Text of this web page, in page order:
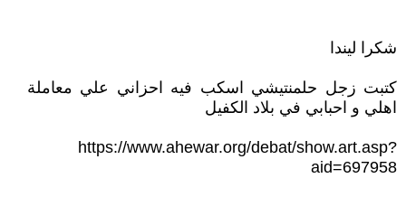
شكرا ليندا
كتبت زجل حلمنتيشي اسكب فيه احزاني علي معاملة
اهلي و احبابي في بلاد الكفيل
https://www.ahewar.org/debat/show.art.asp?
aid=697958